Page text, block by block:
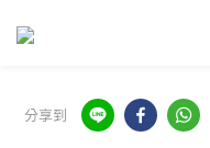
分享到